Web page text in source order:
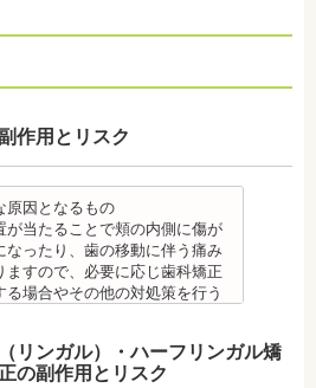
作用とリスク
原因となるもの
が当たることで頬の内側に傷が
なったり、歯の移動に伴う痛み
ますので、必要に応じ歯科矯正
る場合やその他の対処策を行う
ことが多いです。
しづらいことがあります。
リンガル）・ハーフリンガル矯
の副作用とリスク